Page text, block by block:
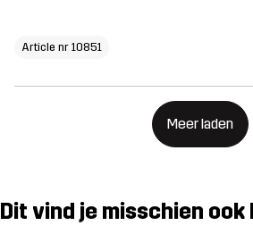
Article nr 10851
Meer laden
Dit vind je misschien ook